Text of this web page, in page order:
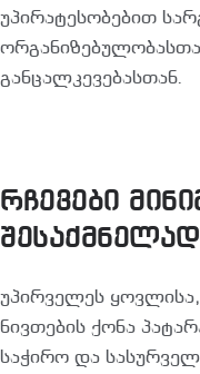
უპირატესობებით
განცალკევებასთან.
რჩევები
შესაქმნელად
უპირველეს
ნივთების ქონა
საჭირო და